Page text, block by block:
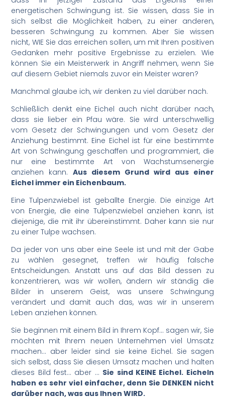
energetischen Schwingung ist. Sie wissen, dass Sie in
sich selbst die Möglichkeit haben, zu einer anderen,
besseren Schwingung zu kommen. Aber Sie wissen
nicht, WIE Sie das erreichen sollen, um mit Ihren positiven
Gedanken mehr positive Ergebnisse zu erzielen. Wie
können Sie ein Meisterwerk in Angriff nehmen, wenn Sie
auf diesem Gebiet niemals zuvor ein Meister waren?
Manchmal glaube ich, wir denken zu viel darüber nach.
Schließlich denkt eine Eichel auch nicht darüber nach,
dass sie lieber ein Pfau wäre. Sie wird unterschwellig
vom Gesetz der Schwingungen und vom Gesetz der
Anziehung bestimmt. Eine Eichel ist für eine bestimmte
Art von Schwingung geschaffen und programmiert, die
nur eine bestimmte Art von Wachstumsenergie
anziehen kann.Aus diesem Grund wird aus einer
Eichel immer ein Eichenbaum.
Eine Tulpenzwiebel ist geballte Energie. Die einzige Art
von Energie, die eine Tulpenzwiebel anziehen kann, ist
diejenige, die mit ihr übereinstimmt. Daher kann sie nur
zu einer Tulpe wachsen.
Da jeder von uns aber eine Seele ist und mit der Gabe
zu wählen gesegnet, treffen wir häufig falsche
Entscheidungen. Anstatt uns auf das Bild dessen zu
konzentrieren, was wir wollen, ändern wir ständig die
Bilder in unserem Geist, was unsere Schwingung
verändert und damit auch das, was wir in unserem
Leben anziehen können.
Sie beginnen mit einem Bild in Ihrem Kopf… sagen wir, Sie
möchten mit Ihrem neuen Unternehmen viel Umsatz
machen… aber leider sind sie keine Eichel. Sie sagen
sich selbst, dass Sie diesen Umsatz machen und halten
dieses Bild fest… aber … Sie sind KEINE Eichel. Eicheln
haben es sehr viel einfacher, denn Sie DENKEN nicht
darüber nach, was aus Ihnen WIRD.